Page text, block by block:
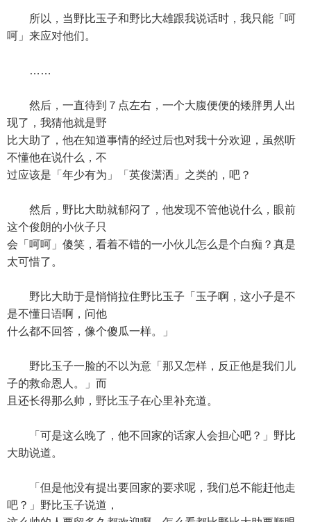
所以，当野比玉子和野比大雄跟我说话时，我只能「呵
呵」来应对他们。
……
然后，一直待到７点左右，一个大腹便便的矮胖男人出
现了，我猜他就是野
比大助了，他在知道事情的经过后也对我十分欢迎，虽然听
不懂他在说什么，不
过应该是「年少有为」「英俊潇洒」之类的，吧？
然后，野比大助就郁闷了，他发现不管他说什么，眼前
这个俊朗的小伙子只
会「呵呵」傻笑，看着不错的一小伙儿怎么是个白痴？真是
太可惜了。
野比大助于是悄悄拉住野比玉子「玉子啊，这小子是不
是不懂日语啊，问他
什么都不回答，像个傻瓜一样。」
野比玉子一脸的不以为意「那又怎样，反正他是我们儿
子的救命恩人。」而
且还长得那么帅，野比玉子在心里补充道。
「可是这么晚了，他不回家的话家人会担心吧？」野比
大助说道。
「但是他没有提出要回家的要求呢，我们总不能赶他走
吧？」野比玉子说道，